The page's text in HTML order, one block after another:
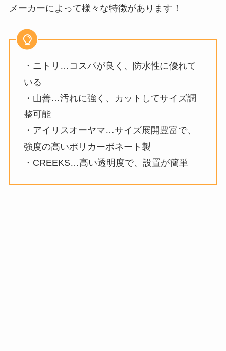
メーカーによって様々な特徴があります！
・ニトリ…コスパが良く、防水性に優れて
いる
・山善…汚れに強く、カットしてサイズ調
整可能
・アイリスオーヤマ…サイズ展開豊富で、
強度の高いポリカーボネート製
・CREEKS…高い透明度で、設置が簡単